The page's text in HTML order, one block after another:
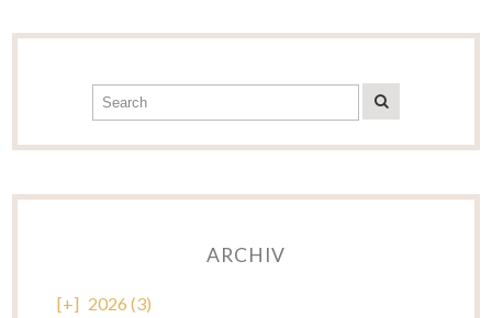
ARCHIV
[+] 2026 (3)